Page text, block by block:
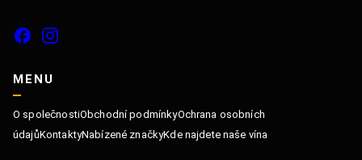
MENU
O společnostiObchodní podmínkyOchrana osobních
údajůKontaktyNabízené značkyKde najdete naše vína